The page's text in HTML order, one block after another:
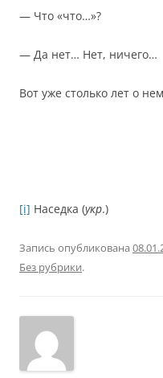
— Что «что…»?
— Да нет… Нет, ничего…
Вот уже столько лет о
[i] Наседка (укр.)
Запись опубликована
Без рубрики.